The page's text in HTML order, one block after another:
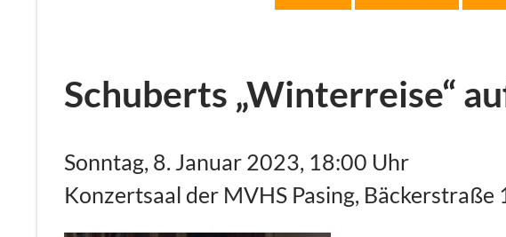
Schuberts „Winterreise“
Sonntag, 8. Januar 2023, 18:00 Uhr
Konzertsaal der MVHS Pasing, Bäckerstraße